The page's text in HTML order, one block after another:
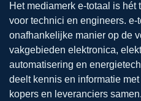
Het mediamerk e-totaal is
voor technici en engineers. e-
onafhankelijke manier op de
vakgebieden elektronica,
automatisering en
deelt kennis en informatie
kopers en leveranciers